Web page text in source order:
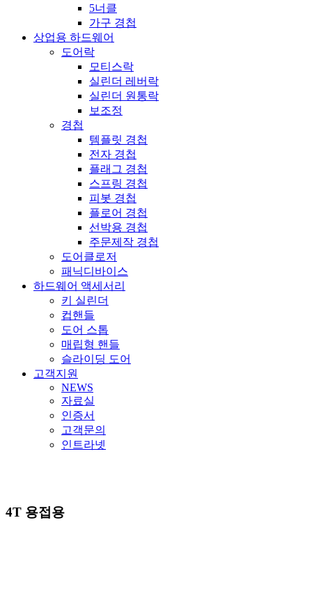
5너클
가구 경첩
상업용 하드웨어
도어락
모티스락
실린더 레버락
실린더 원통락
보조정
경첩
템플릿 경첩
전자 경첩
플래그 경첩
스프링 경첩
피봇 경첩
플로어 경첩
선박용 경첩
주문제작 경첩
도어클로저
패닉디바이스
하드웨어 액세서리
키 실린더
컵핸들
도어 스톱
매립형 핸들
슬라이딩 도어
고객지원
NEWS
자료실
인증서
고객문의
인트라넷
4T 용접용